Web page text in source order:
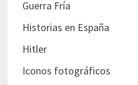
Guerra Fría
Historias en España
Hitler
Iconos fotográficos